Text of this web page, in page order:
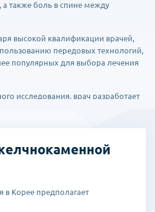
а также боль в спине между
высокой квалификации врачей,
передовых технологий,
популярных для выбора лечения
исследования, врач разработает
который может включать как
при размерах камней до
амбулаторно.
ультразвуковой терапией и
в Корее предполагает